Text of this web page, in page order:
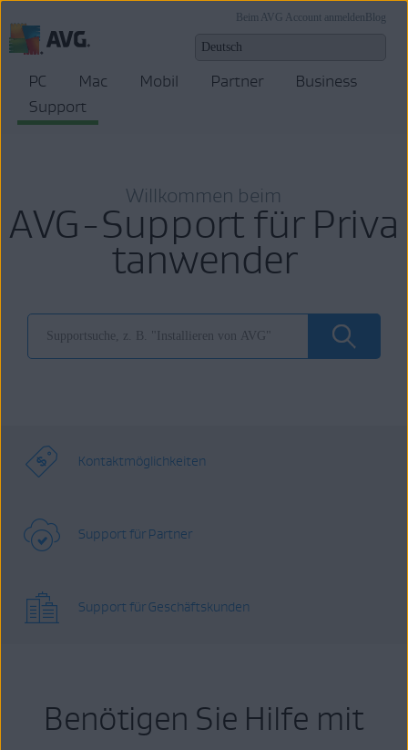
Blog
Beim AVG Account anmelden
PC Mac Mobil Partner
Business
Support
Willkommen beim
AVG-Support für Priva
tanwender
Kontaktmöglichkeiten
Support für Partner
Support für Geschäftskunden
Benötigen Sie Hilfe mit